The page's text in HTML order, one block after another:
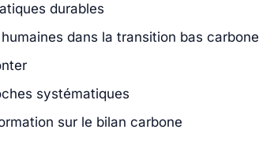
durables
dans la transition bas carbone
systématiques
sur le bilan carbone